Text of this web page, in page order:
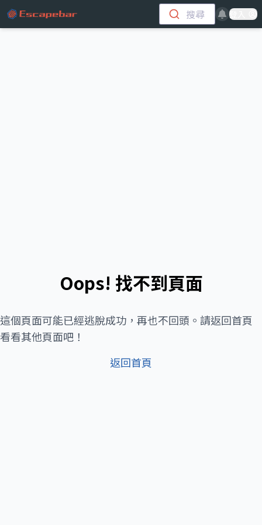
跳至主要內容
搜尋 登入
Oops! 找不到頁面
這個頁面可能已經逃脫成功，再也不回頭。請返回首頁
看看其他頁面吧！
返回首頁